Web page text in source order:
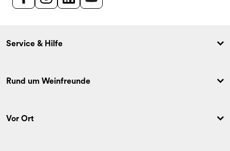
Service & Hilfe
Rund um Weinfreunde
Vor Ort